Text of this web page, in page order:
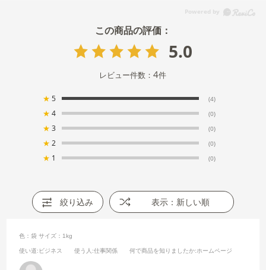
5.0
レビュー件数：4件
★ 5 (4)
★ 4 (0)
★ 3 (0)
★ 2 (0)
★ 1 (0)
絞り込み 表示：新しい順
色：袋 サイズ：1kg
使い道:ビジネス 使う人 :仕事関係 何で商品を知りましたか:ホームページ